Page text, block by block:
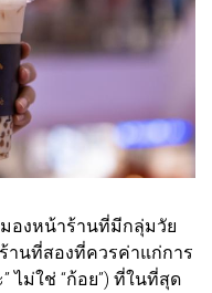
มองหน้าร้านที่มีกลุ่มวัย
านที่สองที่ควรค่าแก่การ
ไม่ใช่ “ก้อย”) ที่ในที่สุด